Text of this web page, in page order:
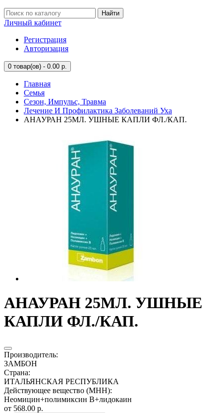
Найти
Личный кабинет
Регистрация
Авторизация
0 товар(ов) - 0.00 р.
Главная
Семья
Сезон, Импульс, Травма
Лечение И Профилактика Заболеваний Уха
АНАУРАН 25МЛ. УШНЫЕ КАПЛИ ФЛ./КАП.
АНАУРАН 25МЛ. УШНЫЕ
КАПЛИ ФЛ./КАП.
Производитель:
ЗАМБОН
Страна:
ИТАЛЬЯНСКАЯ РЕСПУБЛИКА
Действующее вещество (МНН):
Неомицин+полимиксин В+лидокаин
от 568.00 р.